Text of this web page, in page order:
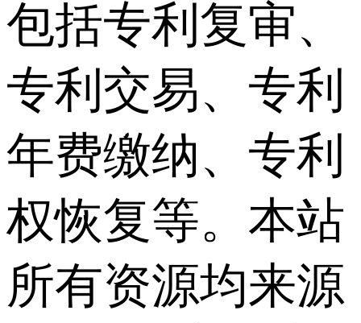
包括专利复审、
专利交易、专利
年费缴纳、专利
权恢复等。本站
所有资源均来源